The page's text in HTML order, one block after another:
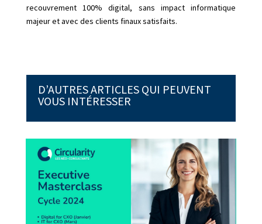
recouvrement 100% digital, sans impact informatique
majeur et avec des clients finaux satisfaits.
D’AUTRES ARTICLES QUI PEUVENT
VOUS INTÉRESSER